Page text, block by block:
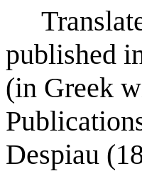
published
(in Greek
Despiau